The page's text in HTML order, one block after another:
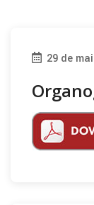
29 de